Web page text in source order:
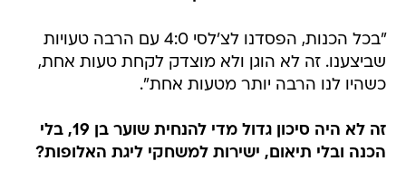
"בכל הכנות, הפסדנו לצ'לסי 4:0 עם הרבה טעויות
שביצענו. זה לא הוגן ולא מוצדק לקחת טעות אחת,
כשהיו לנו הרבה יותר מטעות אחת".
זה לא היה סיכון גדול מדי להנחית שוער בן 19, בלי
הכנה ובלי תיאום, ישירות למשחקי ליגת האלופות?